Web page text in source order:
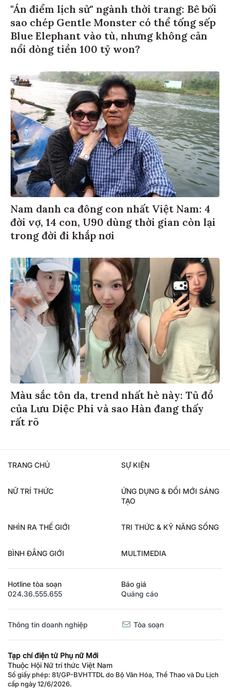
"Án điểm lịch sử" ngành thời trang: Bê bối
sao chép Gentle Monster có thể tống sếp
Blue Elephant vào tù, nhưng không cản
nổi dòng tiền 100 tỷ won?
Nam danh ca đông con nhất Việt Nam: 4
đời vợ, 14 con, U90 dùng thời gian còn lại
trong đời đi khắp nơi
Màu sắc tôn da, trend nhất hè này: Tủ đồ
của Lưu Diệc Phi và sao Hàn đang thấy
rất rõ
TRANG CHỦ SỰ KIỆN
NỮ TRÍ THỨC
ỨNG DỤNG & ĐỔI MỚI SÁNG
TẠO
NHÌN RA THẾ GIỚI TRI THỨC & KỸ NĂNG SỐNG
BÌNH ĐẲNG GIỚI MULTIMEDIA
Hotline tòa soạn
024.36.555.655
Báo giá
Quảng cáo
Thông tin doanh nghiệp Tòa soạn
Tạp chí điện tử Phụ nữ Mới
Thuộc Hội Nữ trí thức Việt Nam
Số giấy phép: 81/GP-BVHTTDL do Bộ Văn Hóa, Thể Thao và Du Lịch
cấp ngày 12/6/2026.